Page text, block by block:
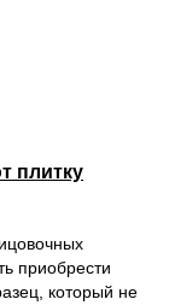
плитку
приобрести
который не